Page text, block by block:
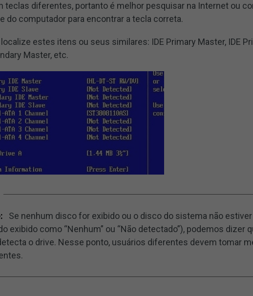
teclas diferentes, portanto é melhor pesquisar na Internet ou
do computador para encontrar a tecla correta.
localize estes itens ou seus similares: IDE Primary Master, IDE
Master, etc.
Se nenhum disco for exibido ou o disco do sistema não estiver
exibido como “Nenhum” ou “Não detectado”), podemos dizer
o drive. Nesse ponto, usuários diferentes devem tomar